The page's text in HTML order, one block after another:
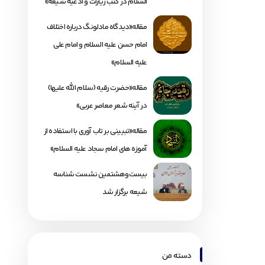
مقاله«دیدگاه مادلونگ درباره اختلاف
امام حسن علیه السلام و امام علی
علیه السلام»
مقاله«حضرت رقیه (سلام الله علیها)
در آینه شعر معاصر عربی»
مقاله«تبیینی بر تاب آوری با استفاده از
آموزه های امام سجاد علیه السلام»
بیست‌وهشتمین نشست شناسه
شیعه برگزار شد
دسته من